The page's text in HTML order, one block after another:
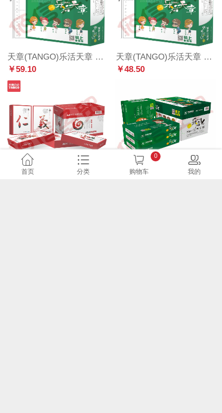
天章(TANGO)乐活天章 针式打印纸 三联三等分撕边电脑打印纸 彩色三联打印纸（241-3-1/3S 白红黄 1000页/箱)
￥59.10
天章(TANGO)乐活天章 针式打印纸 一联二等分不撕边电脑打印纸 全白一联打印纸（241-1-1/2 全白 1000页/箱)
￥48.50
首页 分类 购物车
0
我的